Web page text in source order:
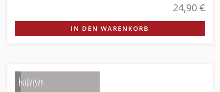
24,90 €
IN DEN WARENKORB